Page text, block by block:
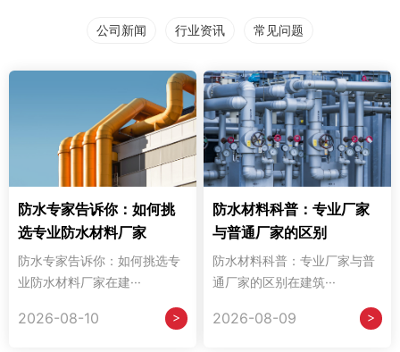
公司新闻 行业资讯 常见问题
防水专家告诉你：如何挑
选专业防水材料厂家
防水专家告诉你：如何挑选专
业防水材料厂家在建···
2026-08-10 >
防水材料科普：专业厂家
与普通厂家的区别
防水材料科普：专业厂家与普
通厂家的区别在建筑···
2026-08-09 >